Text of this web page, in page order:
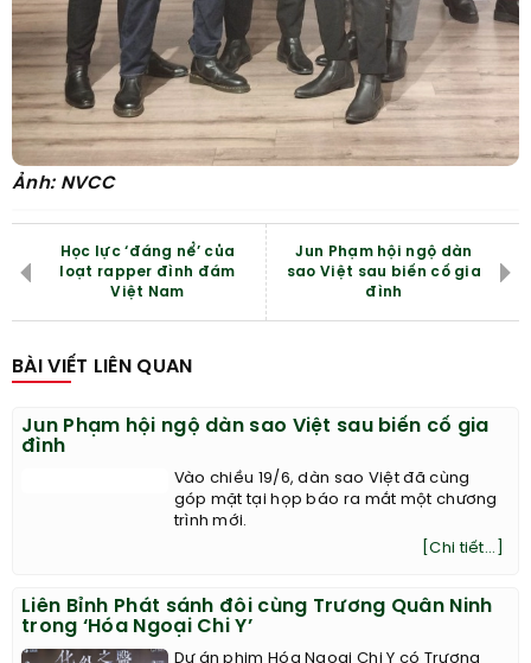
Ảnh: NVCC
Học lực ‘đáng nể’ của
loạt rapper đình đám
Việt Nam
Jun Phạm hội ngộ dàn
sao Việt sau biến cố gia
đình
BÀI VIẾT LIÊN QUAN
Jun Phạm hội ngộ dàn sao Việt sau biến cố gia
đình
Vào chiều 19/6, dàn sao Việt đã cùng
góp mặt tại họp báo ra mắt một chương
trình mới.
[Chi tiết...]
Liên Bỉnh Phát sánh đôi cùng Trương Quân Ninh
trong ‘Hóa Ngoại Chi Y’
Dự án phim Hóa Ngoại Chi Y có Trương